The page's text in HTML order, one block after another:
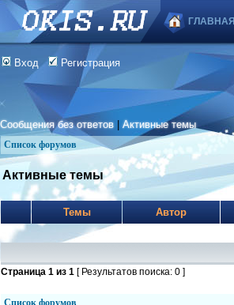
ГЛАВНАЯ
Вход Регистрация
Сообщения без ответов |Активные темы
Список форумов
Активные темы
Темы Автор
Страница 1 из 1 [ Результатов поиска: 0 ]
Список форумов